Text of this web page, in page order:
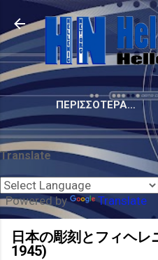
Μετάβαση στο
ΠΕΡΙΣΣΌΤΕΡΑ…
Translate
Powered by Translate
日本の彫刻とフィヘレ
1945)